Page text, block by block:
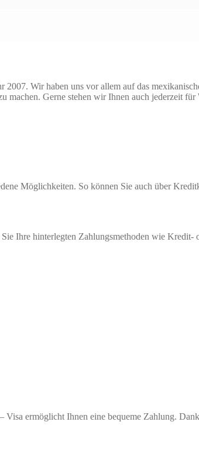
Wir haben uns vor allem auf das
machen. Gerne stehen wir Ihnen auch jederzeit
Möglichkeiten. So können Sie auch über
Ihre hinterlegten Zahlungsmethoden wie
ermöglicht Ihnen eine bequeme Zahlung.